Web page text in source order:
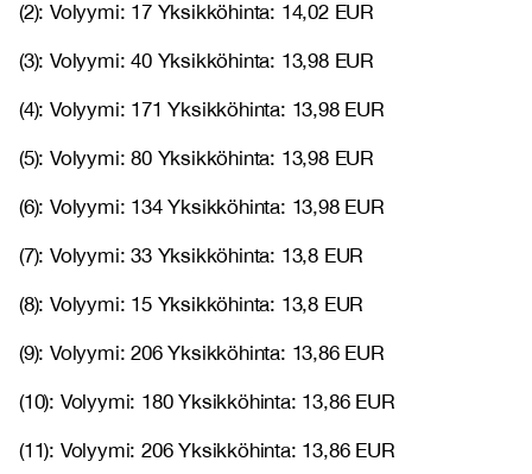
(2): Volyymi: 17 Yksikköhinta: 14,02 EUR
(3): Volyymi: 40 Yksikköhinta: 13,98 EUR
(4): Volyymi: 171 Yksikköhinta: 13,98 EUR
(5): Volyymi: 80 Yksikköhinta: 13,98 EUR
(6): Volyymi: 134 Yksikköhinta: 13,98 EUR
(7): Volyymi: 33 Yksikköhinta: 13,8 EUR
(8): Volyymi: 15 Yksikköhinta: 13,8 EUR
(9): Volyymi: 206 Yksikköhinta: 13,86 EUR
(10): Volyymi: 180 Yksikköhinta: 13,86 EUR
(11): Volyymi: 206 Yksikköhinta: 13,86 EUR